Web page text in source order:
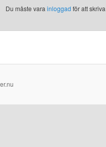
Du måste varainloggad för att